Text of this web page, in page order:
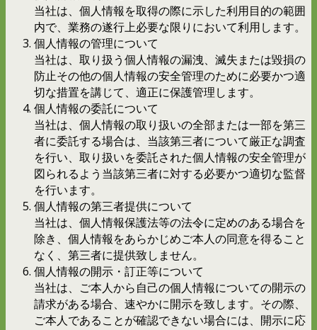
当社は、個人情報を取得の際に示した利用目的の範囲
内で、業務の遂行上必要な限りにおいて利用します。
個人情報の管理について
当社は、取り扱う個人情報の漏洩、滅失または毀損の
防止その他の個人情報の安全管理のために必要かつ適
切な措置を講じて、適正に保護管理します。
個人情報の委託について
当社は、個人情報の取り扱いの全部または一部を第三
者に委託する場合は、当該第三者について厳正な調査
を行い、取り扱いを委託された個人情報の安全管理が
図られるよう当該第三者に対する必要かつ適切な監督
を行います。
個人情報の第三者提供について
当社は、個人情報保護法等の法令に定めのある場合を
除き、個人情報をあらかじめご本人の同意を得ること
なく、第三者に提供致しません。
個人情報の開示・訂正等について
当社は、ご本人から自己の個人情報についての開示の
請求がある場合、速やかに開示を致します。その際、
ご本人であることが確認できない場合には、開示に応